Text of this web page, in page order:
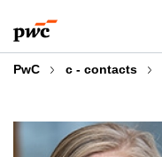
to
content
to
footer
PwC c - contacts